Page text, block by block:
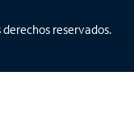
reservados.